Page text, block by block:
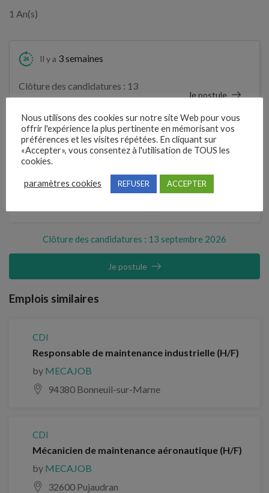
1 An(s)
Il y a 3 semaines
Clôture des candidatures : 13
Je postule
Détails de l’offre
Référence
Clôture des candidatures : 13 septembre 2026
Je postule
Emplois similaires
CDI
Responsable de maintenance industrielle (H/F)
by MECAJOB
94380 Bonneuil-sur-Marne
CDI
Mécanicien de maintenance aéronautique (H/F)
by MECAJOB
32600 Pujaudran
Nous utilisons des cookies sur notre site Web pour vous
offrir l'expérience la plus pertinente en mémorisant vos
préférences et les visites répétées. En cliquant sur
«Accepter», vous consentez à l'utilisation de TOUS les
cookies.
paramètres cookies REFUSER ACCEPTER